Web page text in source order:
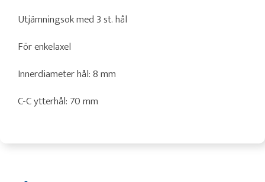
Utjämningsok med 3 st. hål
För enkelaxel
Innerdiameter hål: 8 mm
C-C ytterhål: 70 mm